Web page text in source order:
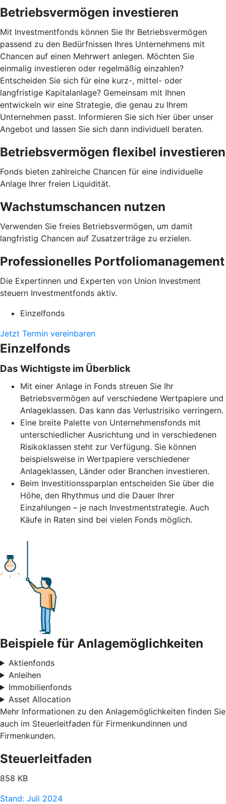
Betriebsvermögen investieren
Mit Investmentfonds können Sie Ihr Betriebsvermögen
passend zu den Bedürfnissen Ihres Unternehmens mit
Chancen auf einen Mehrwert anlegen. Möchten Sie
einmalig investieren oder regelmäßig einzahlen?
Entscheiden Sie sich für eine kurz-, mittel- oder
langfristige Kapitalanlage? Gemeinsam mit Ihnen
entwickeln wir eine Strategie, die genau zu Ihrem
Unternehmen passt. Informieren Sie sich hier über unser
Angebot und lassen Sie sich dann individuell beraten.
Betriebsvermögen flexibel investieren
Fonds bieten zahlreiche Chancen für eine individuelle
Anlage Ihrer freien Liquidität.
Wachstumschancen nutzen
Verwenden Sie freies Betriebsvermögen, um damit
langfristig Chancen auf Zusatzerträge zu erzielen.
Professionelles Portfoliomanagement
Die Expertinnen und Experten von Union Investment
steuern Investmentfonds aktiv.
Einzelfonds
Jetzt Termin vereinbaren
Einzelfonds
Das Wichtigste im Überblick
Mit einer Anlage in Fonds streuen Sie Ihr
Betriebsvermögen auf verschiedene Wertpapiere und
Anlageklassen. Das kann das Verlustrisiko verringern.
Eine breite Palette von Unternehmensfonds mit
unterschiedlicher Ausrichtung und in verschiedenen
Risikoklassen steht zur Verfügung. Sie können
beispielsweise in Wertpapiere verschiedener
Anlageklassen, Länder oder Branchen investieren.
Beim Investitionssparplan entscheiden Sie über die
Höhe, den Rhythmus und die Dauer Ihrer
Einzahlungen – je nach Investmentstrategie. Auch
Käufe in Raten sind bei vielen Fonds möglich.
Beispiele für Anlagemöglichkeiten
Aktienfonds
Anleihen
Immobilienfonds
Asset Allocation
Mehr Informationen zu den Anlagemöglichkeiten finden Sie
auch im Steuerleitfaden für Firmenkundinnen und
Firmenkunden.
Steuerleitfaden
858 KB
Stand: Juli 2024